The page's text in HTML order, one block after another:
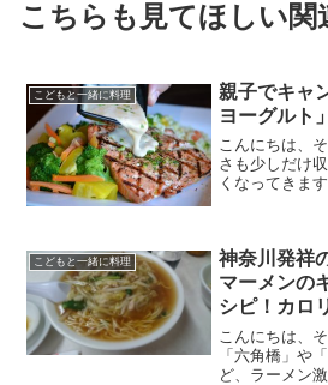
こちらも見てほしい関
こどもと一緒に料理
親子でキャ
ヨーグルト
こんにちは、
さも少しだけ
くなってきま
まいし夜空も
こどもと一緒に料理
神奈川発祥
マーメンの
シピ！カロ
こんにちは、
「六角橋」や
ど、ラーメン